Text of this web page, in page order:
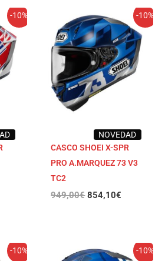
-10% -10%
NOVEDAD
CASCO SHOEI X-SPR
PRO A.MARQUEZ 73 V3
TC2
949,00€
El
precio
original
era:
949,00€.
854,10€
precio
actual
es:
854,10€.
-10% -10%
El
precio
precio